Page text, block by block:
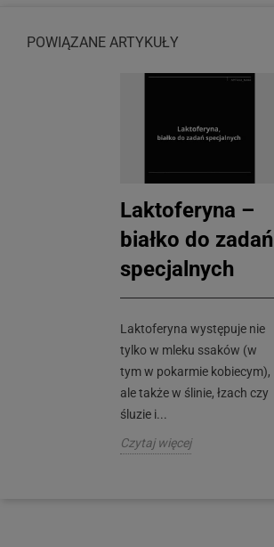
POWIĄZANE ARTYKUŁY
Laktoferyna –
białko do zadań
specjalnych
Laktoferyna występuje nie
tylko w mleku ssaków (w
tym w pokarmie kobiecym),
ale także w ślinie, łzach czy
śluzie i...
Czytaj więcej